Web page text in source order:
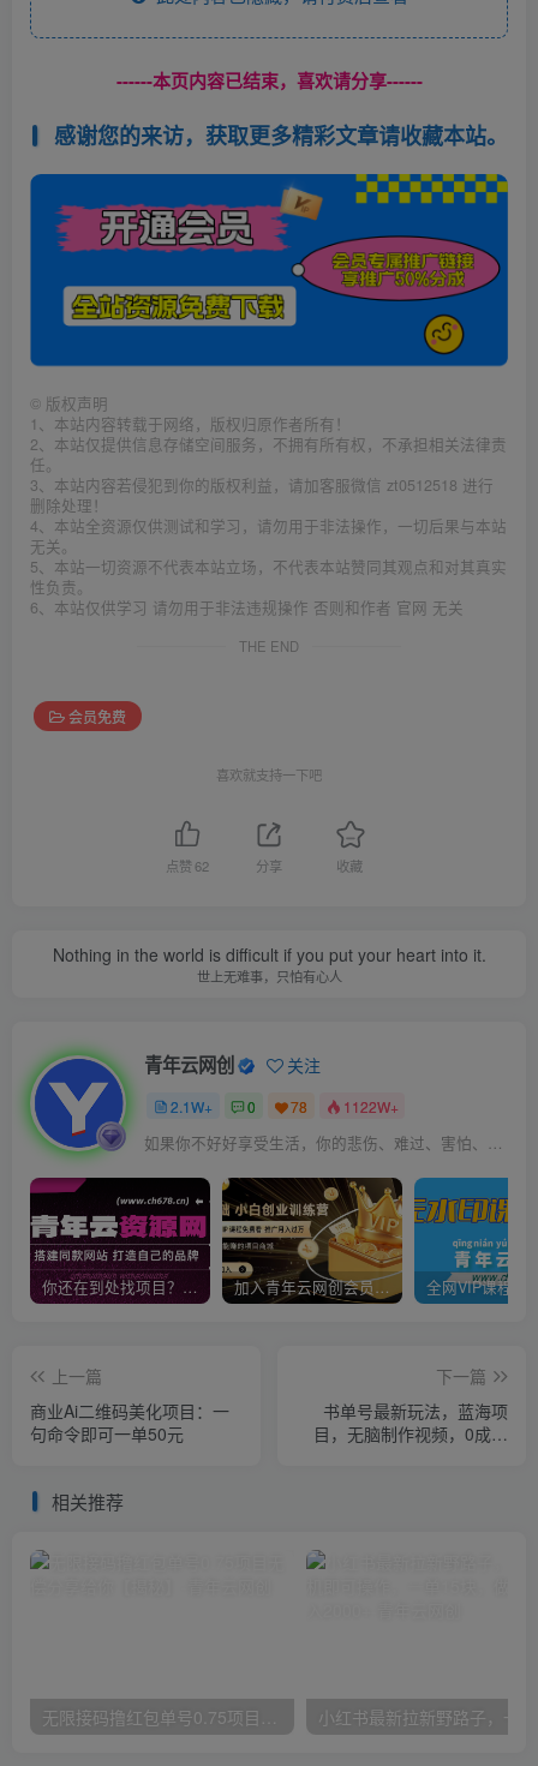
------本页内容已结束，喜欢请分享------
感谢您的来访，获取更多精彩文章请收藏本站。
© 版权声明
1、本站内容转载于网络，版权归原作者所有！
2、本站仅提供信息存储空间服务，不拥有所有权，不承担相关法律责
任。
3、本站内容若侵犯到你的版权利益，请加客服微信 zt0512518 进行
删除处理！
4、本站全资源仅供测试和学习，请勿用于非法操作，一切后果与本站
无关。
5、本站一切资源不代表本站立场，不代表本站赞同其观点和对其真实
性负责。
6、本站仅供学习 请勿用于非法违规操作 否则和作者 官网 无关
THE END
会员免费
喜欢就支持一下吧
点赞62 分享 收藏
Nothing in the world is difficult if you put your heart into it.
世上无难事，只怕有心人
青年云网创 关注
2.1W+ 0 78 1122W+
如果你不好好享受生活，你的悲伤、难过、害怕、羞愧和内疚会代替你享受
你还在到处找项目？还在当韭菜？我靠卖项目一个月收入5万+，曾经我也是个失败者。 加入青年云网创会员，全站资源免费学习。加入高级合伙人，推广日入1000+
上一篇
商业Ai二维码美化项目：一
句命令即可一单50元
下一篇
书单号最新玩法，蓝海项
目，无脑制作视频，0成本
相关推荐
无限接码撸红包单号0.75项目无偿分享给你【揭秘】